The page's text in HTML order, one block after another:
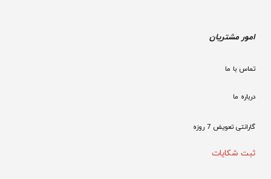
امور مشتریان
تماس با ما
درباره ما
گارانتی تعویض 7 روزه
ثبت شکایات